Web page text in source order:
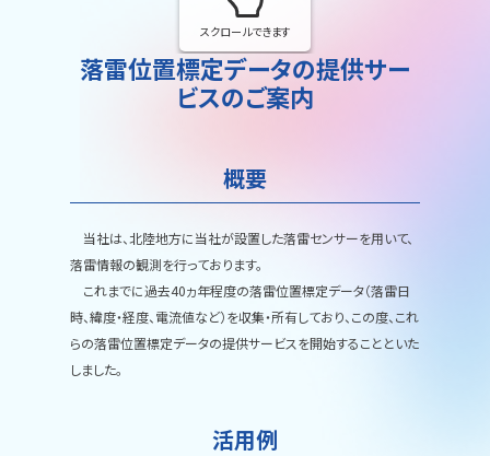
スクロールできます
落雷位置標定データの提供サー
ビスのご案内
概要
当社は、北陸地方に当社が設置した落雷センサーを用いて、
落雷情報の観測を行っております。
これまでに過去40ヵ年程度の落雷位置標定データ（落雷日
時、緯度・経度、電流値など）を収集・所有しており、この度、これ
らの落雷位置標定データの提供サービスを開始することといた
しました。
活用例